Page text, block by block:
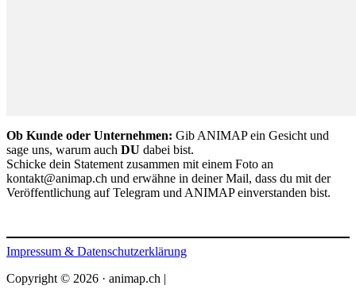
Ob Kunde oder Unternehmen: Gib ANIMAP ein Gesicht und
sage uns, warum auch DU dabei bist.
Schicke dein Statement zusammen mit einem Foto an
kontakt@animap.ch und erwähne in deiner Mail, dass du mit der
Veröffentlichung auf Telegram und ANIMAP einverstanden bist.
Impressum & Datenschutzerklärung
Copyright © 2026 · animap.ch |